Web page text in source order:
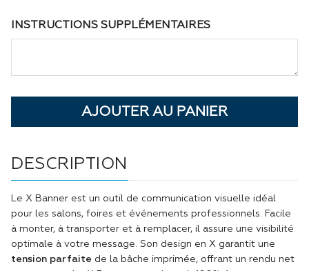
INSTRUCTIONS SUPPLÉMENTAIRES
DESCRIPTION
Le X Banner est un outil de communication visuelle idéal
pour les salons, foires et événements professionnels. Facile
à monter, à transporter et à remplacer, il assure une visibilité
optimale à votre message. Son design en X garantit une
tension parfaite de la bâche imprimée, offrant un rendu net